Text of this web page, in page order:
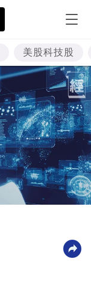
美股科技股